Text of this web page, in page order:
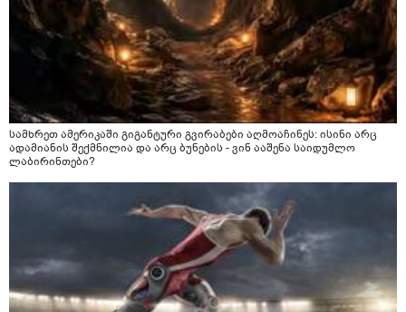
სამხრეთ ამერიკაში გიგანტური გვირაბები აღმოაჩინეს: ისინი არც
ადამიანის შექმნილია და არც ბუნების - ვინ ააშენა საიდუმლო
ლაბირინთები?